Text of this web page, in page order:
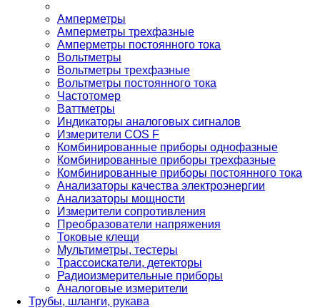
Амперметры
Амперметры трехфазные
Амперметры постоянного тока
Вольтметры
Вольтметры трехфазные
Вольтметры постоянного тока
Частотомер
Ваттметры
Индикаторы аналоговых сигналов
Измерители COS F
Комбинированные приборы однофазные
Комбинированные приборы трехфазные
Комбинированные приборы постоянного тока
Анализаторы качества электроэнергии
Анализаторы мощности
Измерители сопротивления
Преобразователи напряжения
Токовые клещи
Мультиметры, тестеры
Трассоискатели, детекторы
Радиоизмерительные приборы
Аналоговые измерители
Трубы, шланги, рукава